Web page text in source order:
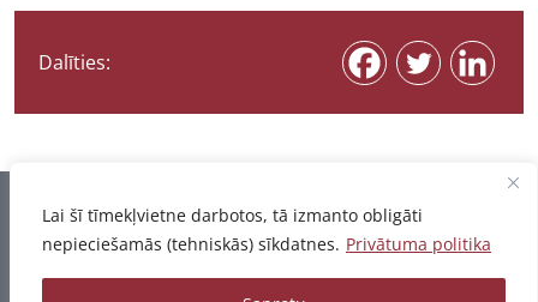
Lai šī tīmekļvietne darbotos, tā izmanto obligāti
nepieciešamās (tehniskās) sīkdatnes. Privātuma politika
Dalīties:
Informācija pēdējo reizi atjaunota 06.08.2026